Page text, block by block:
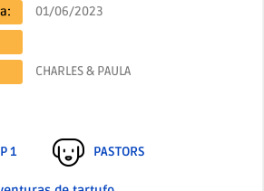
01/06/2023
CHARLES & PAULA
1 PASTORS